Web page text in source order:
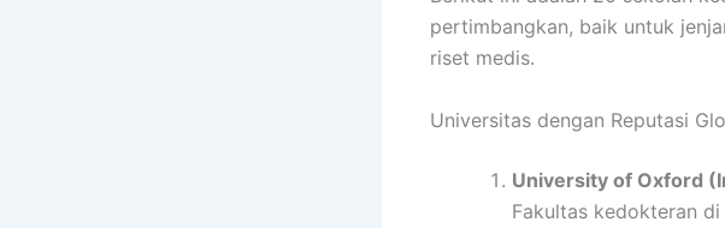
pertimbangkan, baik untuk
riset medis.
Universitas dengan Reputasi
University of Oxford
Fakultas kedokteran